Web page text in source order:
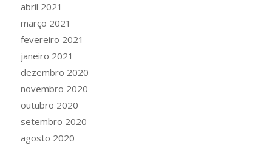
abril 2021
março 2021
fevereiro 2021
janeiro 2021
dezembro 2020
novembro 2020
outubro 2020
setembro 2020
agosto 2020